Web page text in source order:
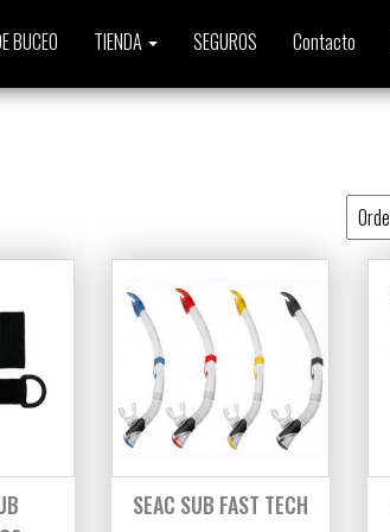
BUCEO TIENDA SEGUROS Contacto
SEAC SUB FAST TECH